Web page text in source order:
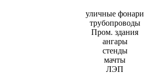
уличные фонари
трубопроводы
Пром. здания
ангары
стенды
мачты
ЛЭП